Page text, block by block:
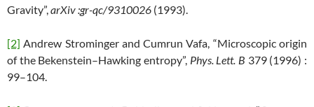
Gravity”,arXiv :gr-qc/9310026 (1993).
[2] Andrew Strominger and Cumrun Vafa, “Microscopic origin
of the Bekenstein–Hawking entropy”, Phys. Lett. B 379 (1996) :
99–104.